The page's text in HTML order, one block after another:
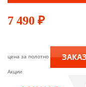
7 490 ₽
цена за полотно
Акции